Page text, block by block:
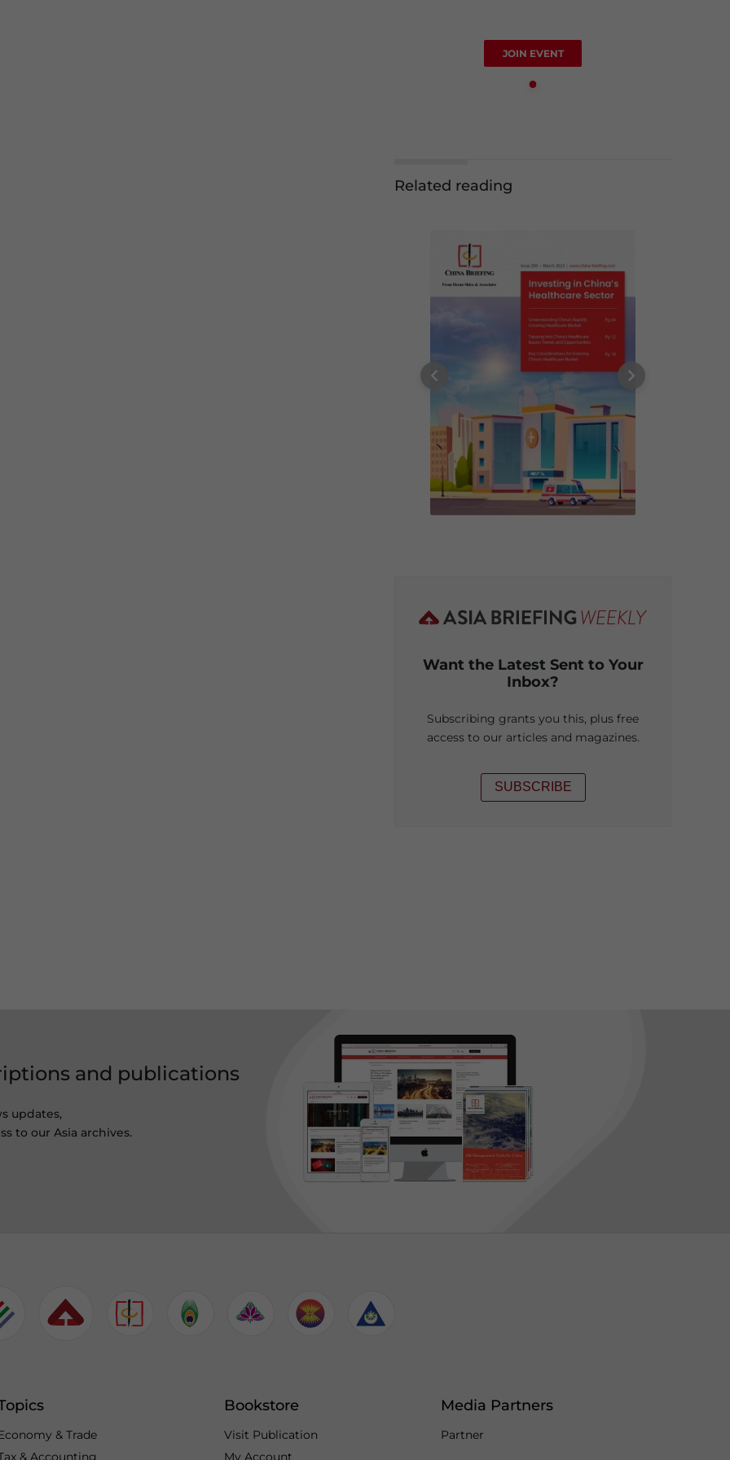
JOIN EVENT
Related reading
Want the Latest Sent to Your
Inbox?
Subscribing grants you this, plus free
access to our articles and magazines.
SUBSCRIBE
and publications
updates,
to our Asia archives.
& Trade
& Accounting
Bookstore
Visit Publication
My Account
Media Partners
Partner